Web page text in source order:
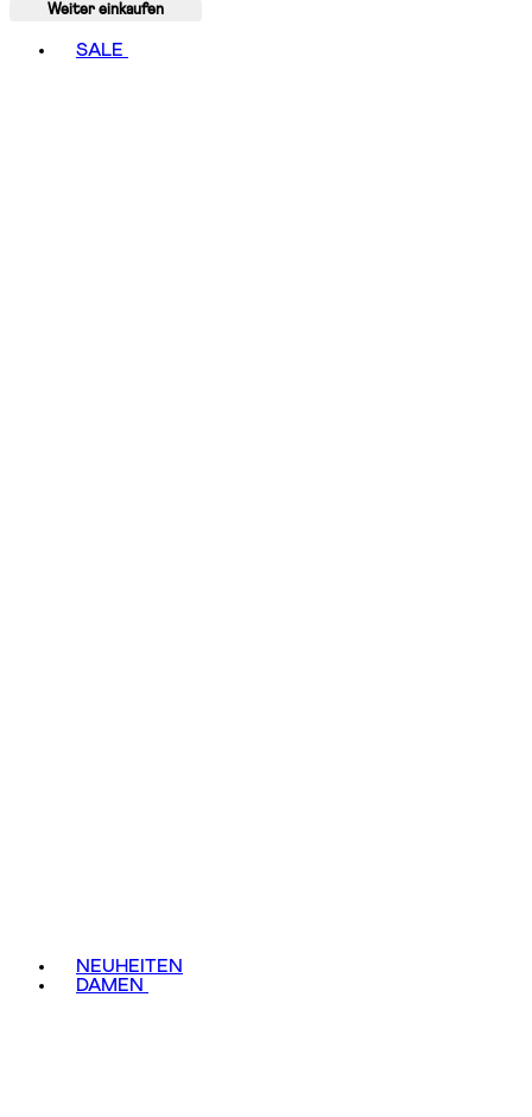
Weiter einkaufen
SALE
NEUHEITEN
DAMEN